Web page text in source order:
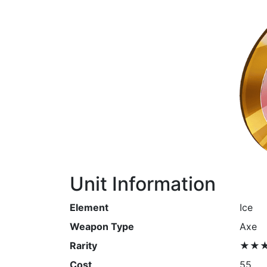
Unit Information
Element
Ice
Weapon Type
Axe
Rarity
Cost
55